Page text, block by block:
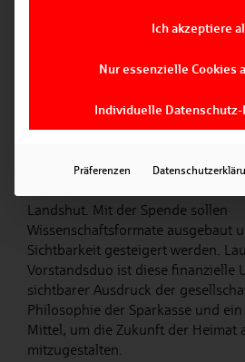
in Landshut erfolgreich aufgebaut
wissenschaftlicher Partner eine
engere Verzahnung mit den
schafft sowie die medizinische
Anetsberger, Vizepräsidentin für
Landshut. Mit der Spende sollen
Wissenschaftsformate ausgebaut
Sichtbarkeit gesteigert werden.
Vorstandsduo ist diese finanzielle
sichtbarer Ausdruck der
Philosophie der Sparkasse und
Mittel, um die Zukunft der Heimat
mitzugestalten.
Ich akzeptiere
Nur essenzielle Cookies
Individuelle
Präferenzen